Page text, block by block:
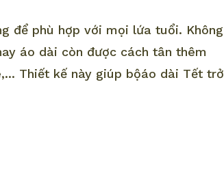
để phù hợp với mọi lứa tuổi. Không
áo dài còn được cách tân thêm
Thiết kế này giúp bộáo dài Tết trở